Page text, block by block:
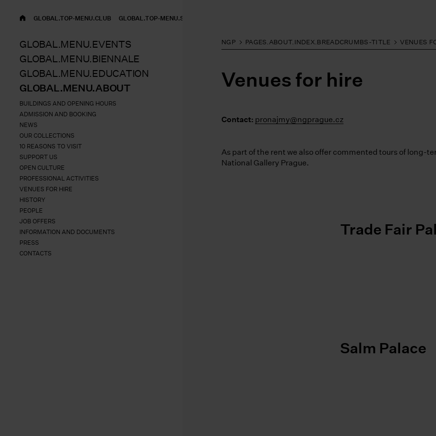
GLOBAL.TOP-MENU.HOME
GLOBAL.TOP-MENU.CLUB GLOBAL.TOP-MENU.SHOP
GLOBAL.MENU.EVENTS
GLOBAL.MENU.BIENNALE
GLOBAL.MENU.EDUCATION
GLOBAL.MENU.ABOUT
BUILDINGS AND OPENING HOURS
ADMISSION AND BOOKING
NEWS
OUR COLLECTIONS
10 REASONS TO VISIT
SUPPORT US
OPEN CULTURE
PROFESSIONAL ACTIVITIES
VENUES FOR HIRE
HISTORY
PEOPLE
JOB OFFERS
INFORMATION AND DOCUMENTS
PRESS
CONTACTS
NGP PAGES.ABOUT.INDEX.BREADCRUMBS-TITLE VENUES
Venues for hire
Contact: pronajmy@ngprague.cz
As part of the rent we also offer commented tours of long-
National Gallery Prague.
Trade Fair
Salm Palace